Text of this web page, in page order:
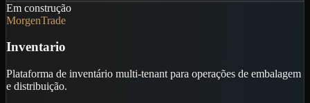
Em construção
MorgenTrade
Inventario
Plataforma de inventário multi-tenant para operações de embalagem
e distribuição.